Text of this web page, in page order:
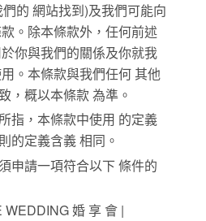
的 網站找到)及我們可能向
。除本條款外，任何前述
你與我們的關係及你就我
。本條款與我們任何 其他
，概以本條款 為準。
指，本條款中使用 的定義
的定義含義 相同。
申請一項符合以下 條件的
婚 享 會 |